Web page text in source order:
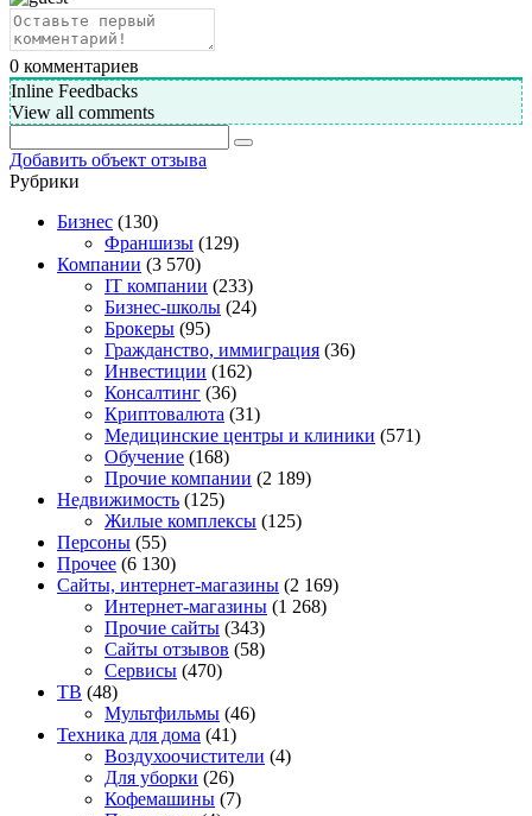
0 комментариев
Inline Feedbacks
View all comments
Добавить объект отзыва
Рубрики
Бизнес (130)
Франшизы (129)
Компании (3 570)
IT компании (233)
Бизнес-школы (24)
Брокеры (95)
Гражданство, иммиграция (36)
Инвестиции (162)
Консалтинг (36)
Криптовалюта (31)
Медицинские центры и клиники (571)
Обучение (168)
Прочие компании (2 189)
Недвижимость (125)
Жилые комплексы (125)
Персоны (55)
Прочее (6 130)
Сайты, интернет-магазины (2 169)
Интернет-магазины (1 268)
Прочие сайты (343)
Сайты отзывов (58)
Сервисы (470)
ТВ (48)
Мультфильмы (46)
Техника для дома (41)
Воздухоочистители (4)
Для уборки (26)
Кофемашины (7)